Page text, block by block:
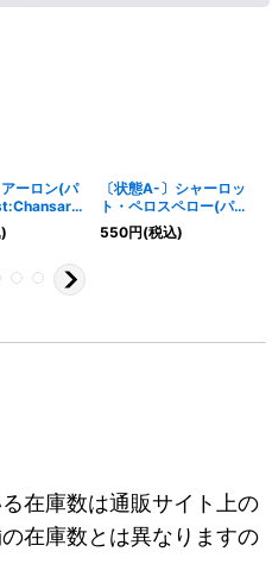
アーロン(パ
P】
〔状態A-〕シャーロッ
ト・ペロスペロー(パラ
レル/illust:S-KINOKO)
【SR/P】{OP03-113}
550円(税込)
在庫数は通販サイト上の
在庫数とは異なりますの